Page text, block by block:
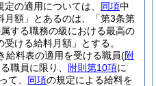
定の適用については、 同項中
月額」とあるのは、「第3条第
する職務の級における最高の
ける給料月額」とする。
給料表の適用を受ける職員(附
職員に限り、 附則第10項に
て、 同項の規定による給料を